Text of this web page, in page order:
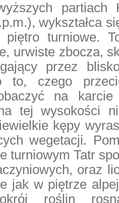
partiach
wykształca
turniowe.
urwiste zbocza,
przez
to, czego
na
tej wysokości
kępy
wegetacji.
turniowym Tatr
oraz
jak w piętrze
roślin